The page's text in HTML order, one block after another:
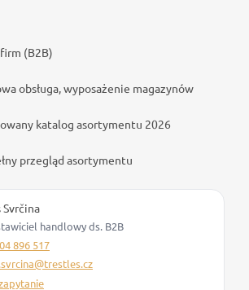
(B2B)
obsługa, wyposażenie magazynów
katalog asortymentu 2026
przegląd asortymentu
Svrčina
handlowy ds. B2B
896 517